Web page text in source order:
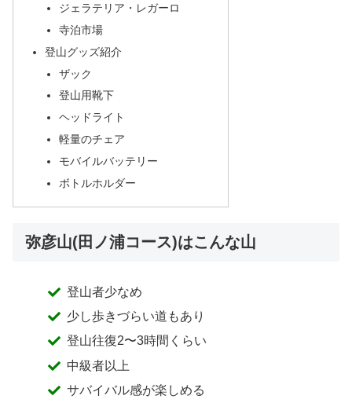
ジェラテリア・レガーロ
寺泊市場
登山グッズ紹介
ザック
登山用靴下
ヘッドライト
軽量のチェア
モバイルバッテリー
ボトルホルダー
弥彦山(田ノ浦コース)はこんな山
登山者少なめ
少し歩きづらい道もあり
登山往復2〜3時間くらい
中級者以上
サバイバル感が楽しめる